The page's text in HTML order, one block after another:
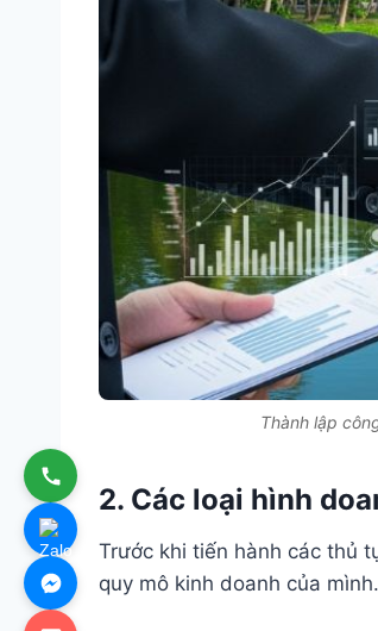
Thành lập
2. Các loại hình
Trước khi tiến hành các thủ
quy mô kinh doanh của